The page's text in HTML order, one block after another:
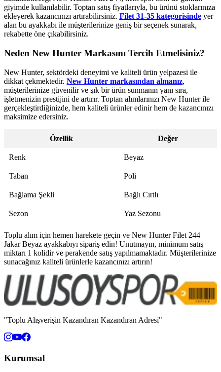
giyimde kullanılabilir. Toptan satış fiyatlarıyla, bu ürünü stoklarınıza
ekleyerek kazancınızı artırabilirsiniz. Filet 31-35 kategorisinde yer
alan bu ayakkabı ile müşterilerinize geniş bir seçenek sunarak,
rekabette öne çıkabilirsiniz.
Neden New Hunter Markasını Tercih Etmelisiniz?
New Hunter, sektördeki deneyimi ve kaliteli ürün yelpazesi ile
dikkat çekmektedir. New Hunter markasından almanız,
müşterilerinize güvenilir ve şık bir ürün sunmanın yanı sıra,
işletmenizin prestijini de artırır. Toptan alımlarınızı New Hunter ile
gerçekleştirdiğinizde, hem kaliteli ürünler edinir hem de kazancınızı
maksimize edersiniz.
Özellik Değer
Renk Beyaz
Taban Poli
Bağlama Şekli Bağlı Cırtlı
Sezon Yaz Sezonu
Toplu alım için hemen harekete geçin ve New Hunter Filet 244
Jakar Beyaz ayakkabıyı sipariş edin! Unutmayın, minimum satış
miktarı 1 kolidir ve perakende satış yapılmamaktadır. Müşterilerinize
sunacağınız kaliteli ürünlerle kazancınızı artırın!
"Toplu Alışverişin Kazandıran Kazandıran Adresi"
Kurumsal